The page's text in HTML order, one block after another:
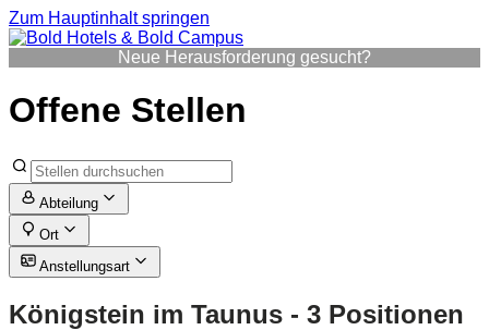
Zum Hauptinhalt springen
Neue Herausforderung gesucht?
Offene Stellen
Abteilung
Ort
Anstellungsart
Königstein im Taunus - 3 Positionen